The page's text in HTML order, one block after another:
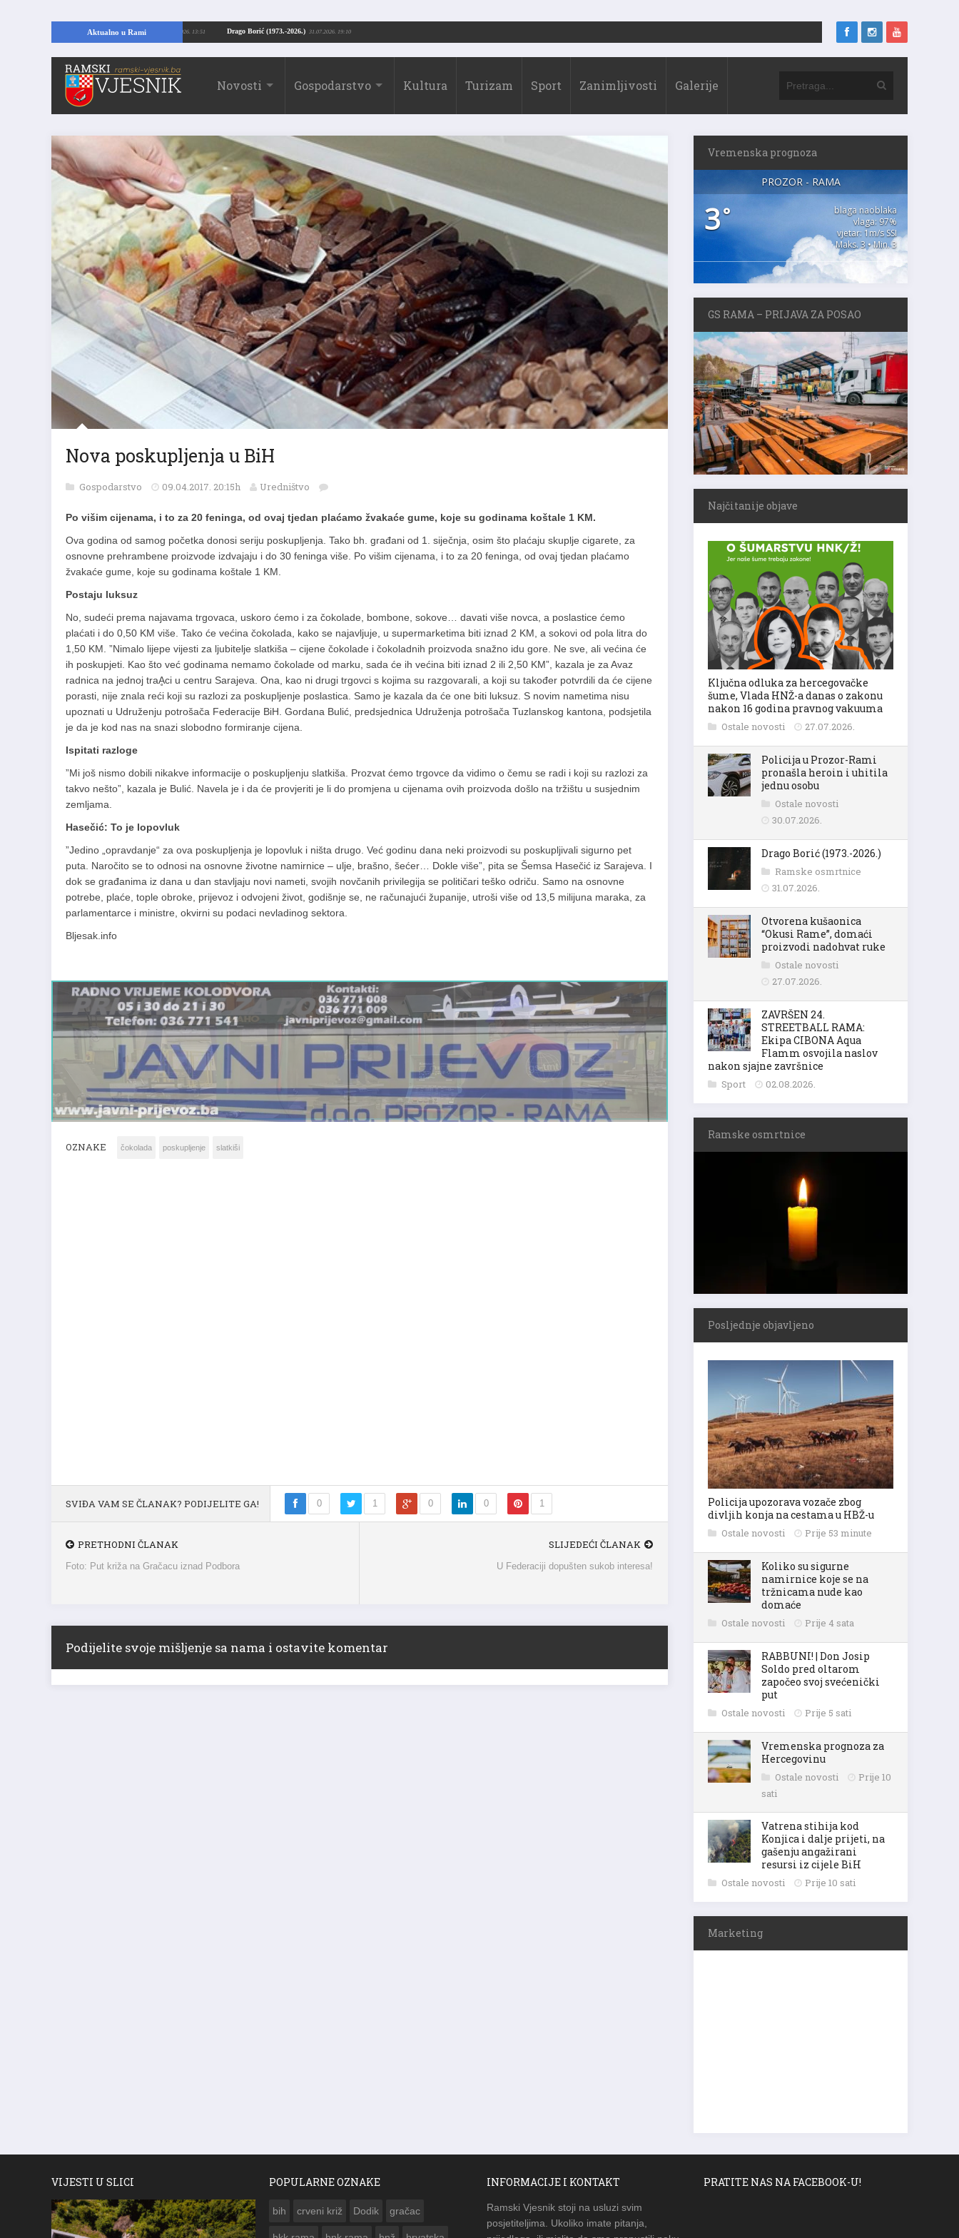
Aktualno u Rami Drago Borić (1973.-2026.) 31.07.2026. 19:10
Kopajući temelje kuće, pronašao vrijedne arheološke ostatke 24.07.2026. 13:51
Novosti Gospodarstvo Kultura Turizam Sport Zanimljivosti Galerije
Nova poskupljenja u BiH
Gospodarstvo 09.04.2017. 20:15h Uredništvo
Po višim cijenama, i to za 20 feninga, od ovaj tjedan plaćamo žvakaće gume, koje su godinama koštale 1 KM.
Ova godina od samog početka donosi seriju poskupljenja. Tako bh. građani od 1. siječnja, osim što plaćaju skuplje cigarete, za
osnovne prehrambene proizvode izdvajaju i do 30 feninga više. Po višim cijenama, i to za 20 feninga, od ovaj tjedan plaćamo
žvakaće gume, koje su godinama koštale 1 KM.
Postaju luksuz
No, sudeći prema najavama trgovaca, uskoro ćemo i za čokolade, bombone, sokove… davati više novca, a poslastice ćemo
plaćati i do 0,50 KM više. Tako će većina čokolada, kako se najavljuje, u supermarketima biti iznad 2 KM, a sokovi od pola litra do
1,50 KM. ”Nimalo lijepe vijesti za ljubitelje slatkiša – cijene čokolade i čokoladnih proizvoda snažno idu gore. Ne sve, ali većina će
ih poskupjeti. Kao što već godinama nemamo čokolade od marku, sada će ih većina biti iznad 2 ili 2,50 KM”, kazala je za Avaz
radnica na jednoj traḀci u centru Sarajeva. Ona, kao ni drugi trgovci s kojima su razgovarali, a koji su također potvrdili da će cijene
porasti, nije znala reći koji su razlozi za poskupljenje poslastica. Samo je kazala da će one biti luksuz. S novim nametima nisu
upoznati u Udruženju potrošača Federacije BiH. Gordana Bulić, predsjednica Udruženja potrošača Tuzlanskog kantona, podsjetila
je da je kod nas na snazi slobodno formiranje cijena.
Ispitati razloge
”Mi još nismo dobili nikakve informacije o poskupljenju slatkiša. Prozvat ćemo trgovce da vidimo o čemu se radi i koji su razlozi za
takvo nešto”, kazala je Bulić. Navela je i da će provjeriti je li do promjena u cijenama ovih proizvoda došlo na tržištu u susjednim
zemljama.
Hasečić: To je lopovluk
”Jedino „opravdanje“ za ova poskupljenja je lopovluk i ništa drugo. Već godinu dana neki proizvodi su poskupljivali sigurno pet
puta. Naročito se to odnosi na osnovne životne namirnice – ulje, brašno, šećer… Dokle više”, pita se Šemsa Hasečić iz Sarajeva. I
dok se građanima iz dana u dan stavljaju novi nameti, svojih novčanih privilegija se političari teško odriču. Samo na osnovne
potrebe, plaće, tople obroke, prijevoz i odvojeni život, godišnje se, ne računajući županije, utroši više od 13,5 milijuna maraka, za
parlamentarce i ministre, okvirni su podaci nevladinog sektora.
Bljesak.info
OZNAKE čokolada poskupljenje slatkiši
SVIĐA VAM SE ČLANAK? PODIJELITE GA! 0 1 0 0 1
PRETHODNI ČLANAK
Foto: Put križa na Gračacu iznad Podbora
SLIJEDEĆI ČLANAK
U Federaciji dopušten sukob interesa!
Podijelite svoje mišljenje sa nama i ostavite komentar
Vremenska prognoza
PROZOR - RAMA
3°
blaga naoblaka
vlaga: 97%
vjetar: 1m/s SSI
Maks. 3 • Min. 3
GS RAMA – PRIJAVA ZA POSAO
Najčitanije objave
Ključna odluka za hercegovačke
šume, Vlada HNŽ-a danas o zakonu
nakon 16 godina pravnog vakuuma
Ostale novosti 27.07.2026.
Policija u Prozor-Rami
pronašla heroin i uhitila
jednu osobu
Ostale novosti
30.07.2026.
Drago Borić (1973.-2026.)
Ramske osmrtnice
31.07.2026.
Otvorena kušaonica
“Okusi Rame”, domaći
proizvodi nadohvat ruke
Ostale novosti
27.07.2026.
ZAVRŠEN 24.
STREETBALL RAMA:
Ekipa CIBONA Aqua
Flamm osvojila naslov
nakon sjajne završnice
Sport 02.08.2026.
Ramske osmrtnice
Posljednje objavljeno
Policija upozorava vozače zbog
divljih konja na cestama u HBŽ-u
Ostale novosti Prije 53 minute
Koliko su sigurne
namirnice koje se na
tržnicama nude kao
domaće
Ostale novosti Prije 4 sata
RABBUNI! | Don Josip
Soldo pred oltarom
započeo svoj svećenički
put
Ostale novosti Prije 5 sati
Vremenska prognoza za
Hercegovinu
Ostale novosti
Prije 10
sati
Vatrena stihija kod
Konjica i dalje prijeti, na
gašenju angažirani
resursi iz cijele BiH
Ostale novosti Prije 10 sati
Marketing
VIJESTI U SLICI POPULARNE OZNAKE
bih crveni križ Dodik gračac
INFORMACIJE I KONTAKT
Ramski Vjesnik stoji na usluzi svim
posjetiteljima. Ukoliko imate pitanja,
PRATITE NAS NA FACEBOOK-U!